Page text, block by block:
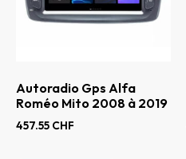
Autoradio Gps Alfa
Roméo Mito 2008 à 2019
457.55 CHF